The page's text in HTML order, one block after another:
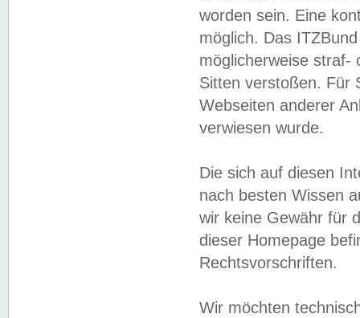
worden sein. Eine
möglich. Das
möglicherweise straf-
Sitten verstoßen. Für
Webseiten anderer
verwiesen wurde.
Die sich auf diesen
nach besten Wissen
wir keine Gewähr für
dieser Homepage
Rechtsvorschriften.
Wir möchten